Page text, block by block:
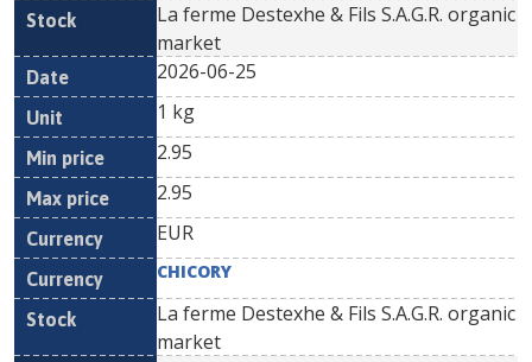
La ferme Destexhe & Fils S.A.G.R. organic
market
2026-06-25
1 kg
2.95
2.95
EUR
CHICORY
La ferme Destexhe & Fils S.A.G.R. organic
market